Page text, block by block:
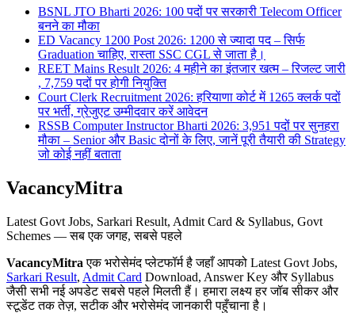
BSNL JTO Bharti 2026: 100 पदों पर सरकारी Telecom Officer
बनने का मौका
ED Vacancy 1200 Post 2026: 1200 से ज्यादा पद – सिर्फ
Graduation चाहिए, रास्ता SSC CGL से जाता है।
REET Mains Result 2026: 4 महीने का इंतजार खत्म – रिजल्ट जारी
, 7,759 पदों पर होगी नियुक्ति
Court Clerk Recruitment 2026: हरियाणा कोर्ट में 1265 क्लर्क पदों
पर भर्ती, ग्रेजुएट उम्मीदवार करें आवेदन
RSSB Computer Instructor Bharti 2026: 3,951 पदों पर सुनहरा
मौका – Senior और Basic दोनों के लिए, जानें पूरी तैयारी की Strategy
जो कोई नहीं बताता
VacancyMitra
Latest Govt Jobs, Sarkari Result, Admit Card & Syllabus, Govt
Schemes — सब एक जगह, सबसे पहले
VacancyMitra एक भरोसेमंद प्लेटफॉर्म है जहाँ आपको Latest Govt Jobs,
Sarkari Result, Admit Card Download, Answer Key और Syllabus
जैसी सभी नई अपडेट सबसे पहले मिलती हैं। हमारा लक्ष्य हर जॉब सीकर और
स्टूडेंट तक तेज़, सटीक और भरोसेमंद जानकारी पहुँचाना है।